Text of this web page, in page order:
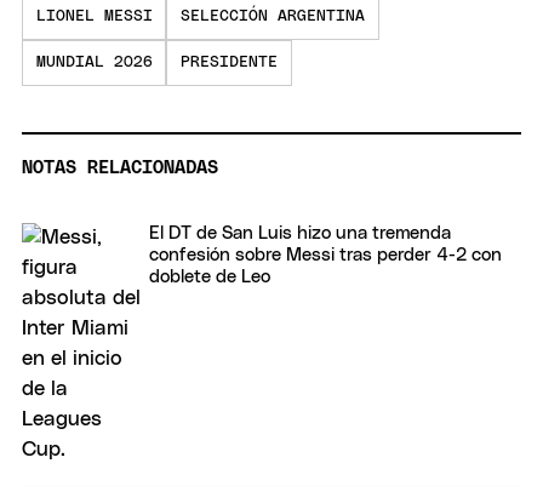
LIONEL MESSI SELECCIÓN ARGENTINA
MUNDIAL 2026 PRESIDENTE
NOTAS RELACIONADAS
El DT de San Luis hizo una tremenda
confesión sobre Messi tras perder 4-2 con
doblete de Leo